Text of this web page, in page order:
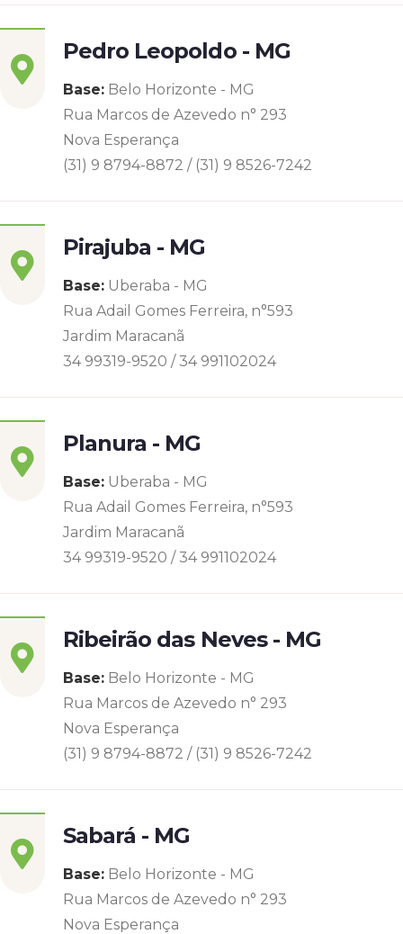
Pedro Leopoldo - MG
Base: Belo Horizonte - MG
Rua Marcos de Azevedo n° 293
Nova Esperança
(31) 9 8794-8872 / (31) 9 8526-7242
Pirajuba - MG
Base: Uberaba - MG
Rua Adail Gomes Ferreira, n°593
Jardim Maracanã
34 99319-9520 / 34 991102024
Planura - MG
Base: Uberaba - MG
Rua Adail Gomes Ferreira, n°593
Jardim Maracanã
34 99319-9520 / 34 991102024
Ribeirão das Neves - MG
Base: Belo Horizonte - MG
Rua Marcos de Azevedo n° 293
Nova Esperança
(31) 9 8794-8872 / (31) 9 8526-7242
Sabará - MG
Base: Belo Horizonte - MG
Rua Marcos de Azevedo n° 293
Nova Esperança